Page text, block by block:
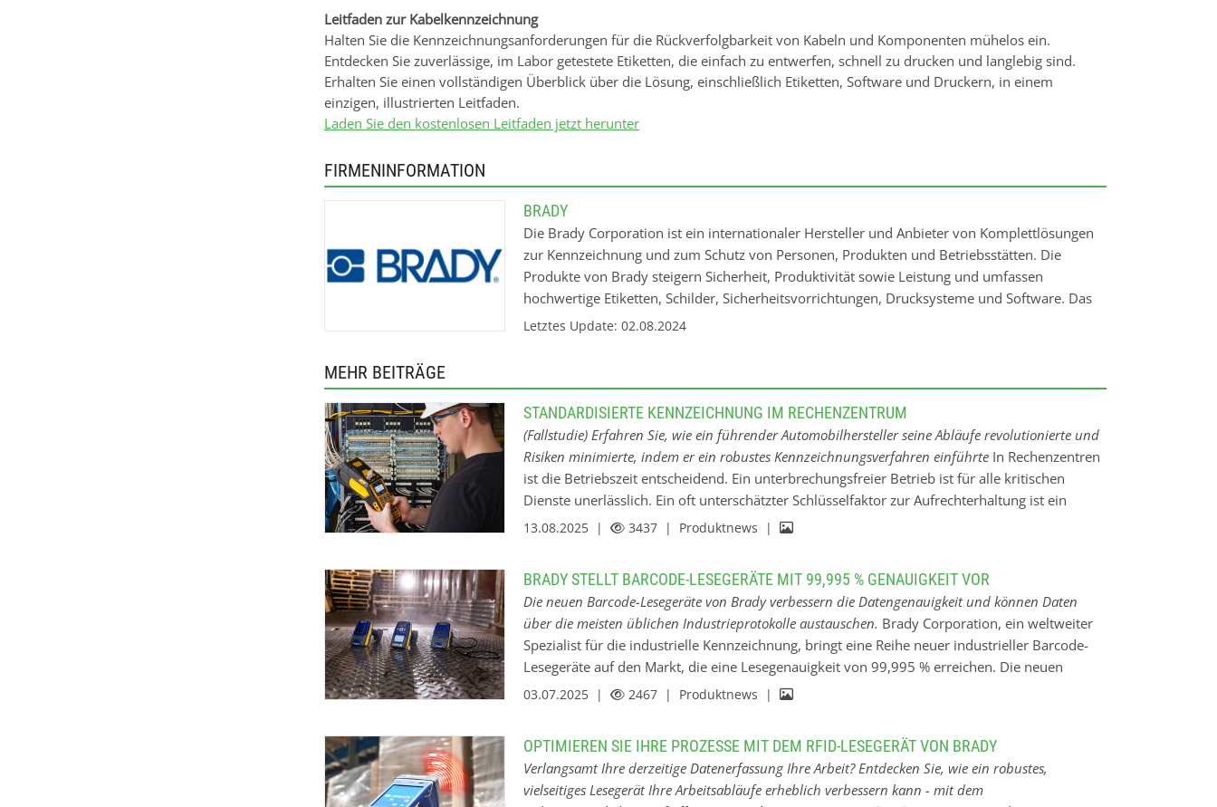
Leitfaden zur Kabelkennzeichnung
Halten Sie die Kennzeichnungsanforderungen für die Rückverfolgbarkeit von Kabeln und Komponenten mühelos ein.
Entdecken Sie zuverlässige, im Labor getestete Etiketten, die einfach zu entwerfen, schnell zu drucken und langlebig sind.
Erhalten Sie einen vollständigen Überblick über die Lösung, einschließlich Etiketten, Software und Druckern, in einem
einzigen, illustrierten Leitfaden.
Laden Sie den kostenlosen Leitfaden jetzt herunter
FIRMENINFORMATION
BRADY
Die Brady Corporation ist ein internationaler Hersteller und Anbieter von Komplettlösungen
zur Kennzeichnung und zum Schutz von Personen, Produkten und Betriebsstätten. Die
Produkte von Brady steigern Sicherheit, Produktivität sowie Leistung und umfassen
hochwertige Etiketten, Schilder, Sicherheitsvorrichtungen, Drucksysteme und Software. Das
Unternehmen wurde 1914 gegründet und hat Kunden in den verschiedensten Branchen, wie
Sicherheitskennzeichnung Produkte für Kennzeichnungs- und Sicherungsanwendungen wie
Schilder und Markierer sowie die dafür notwendigen Drucker und Softwareprogramme
Produkte für die Drahtkennzeichnung, inklusive Etikettiermaterialien und Werkzeuge für die
Draht- und Kabelmarkierung in den Bereichen Elektrik und Telekommunikation Hochwertige
Kennzeichnungsprodukte, darunter Etiketten und Schilder, die auch in extremen
Umgebungen lesbar und haftfähig bleiben Präzisionsstanzteile, darunter spezifische Stanz-
elektronische Komponenten für den Automobilsektor
Letztes Update: 02.08.2024
MEHR BEITRÄGE
STANDARDISIERTE KENNZEICHNUNG IM RECHENZENTRUM
(Fallstudie) Erfahren Sie, wie ein führender Automobilhersteller seine Abläufe revolutionierte und
Risiken minimierte, indem er ein robustes Kennzeichnungsverfahren einführte In Rechenzentren
ist die Betriebszeit entscheidend. Ein unterbrechungsfreier Betrieb ist für alle kritischen
Dienste unerlässlich. Ein oft unterschätzter Schlüsselfaktor zur Aufrechterhaltung ist ein
standardisiertes und zuverlässiges Kennzeichnungssystem für alle
Kennzeichnungssystem einführte. Lernen Sie, wie die innovativen Kennzeichnungslösungen
von Brady für eine klarere Infrastruktur, weniger Fehler und grundsolide Zuverlässigkeit
sorgten. Die Herausforderung: Reduzierung der Ausfallrisiken Rechenzentrumsexperten
streben stets hohe Service-Levels an. Ein erhebliches Risiko für den kontinuierlichen Betrieb
ist menschliches Versagen, insbesondere das Trennen des falschen Kabels. Die Komplexität
moderner Rechenzentren mit ihrer dichten Verkabelung erhöht dieses Risiko. Um die Risiken
13.08.2025 | 3437 | Produktnews |
BRADY STELLT BARCODE-LESEGERÄTE MIT 99,995 % GENAUIGKEIT VOR
Die neuen Barcode-Lesegeräte von Brady verbessern die Datengenauigkeit und können Daten
über die meisten üblichen Industrieprotokolle austauschen. Brady Corporation, ein weltweiter
Spezialist für die industrielle Kennzeichnung, bringt eine Reihe neuer industrieller Barcode-
Lesegeräte auf den Markt, die eine Lesegenauigkeit von 99,995 % erreichen. Die neuen
Barcode-Lesegeräte von Brady verbessern die Datengenauigkeit und können Daten über die
Genauigkeit beim Lesen von Barcodes aus. Die Leistung der Lesegeräte wurde beim Scannen
von zerknitterten und reflektierenden Barcode-Materialien getestet, wobei die Barcodes mit
einer Geschwindigkeit von 15 Zentimetern pro Sekunde unter den Lesegeräten hindurch
03.07.2025 | 2467 | Produktnews |
OPTIMIEREN SIE IHRE PROZESSE MIT DEM RFID-LESEGERÄT VON BRADY
Verlangsamt Ihre derzeitige Datenerfassung Ihre Arbeit? Entdecken Sie, wie ein robustes,
vielseitiges Lesegerät Ihre Arbeitsabläufe erheblich verbessern kann - mit dem